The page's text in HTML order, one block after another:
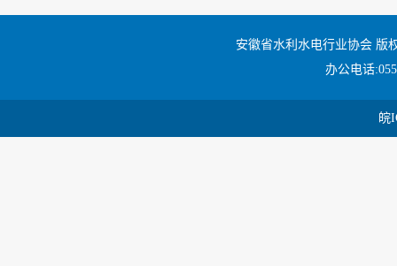
安徽省水利水电行业协会 版
办公电话
皖